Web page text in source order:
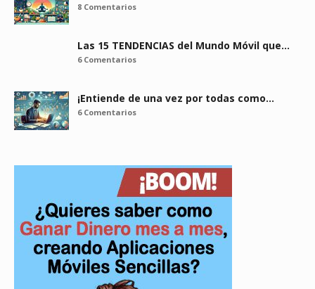
8 Comentarios
Las 15 TENDENCIAS del Mundo Móvil que…
6 Comentarios
¡Entiende de una vez por todas como…
6 Comentarios